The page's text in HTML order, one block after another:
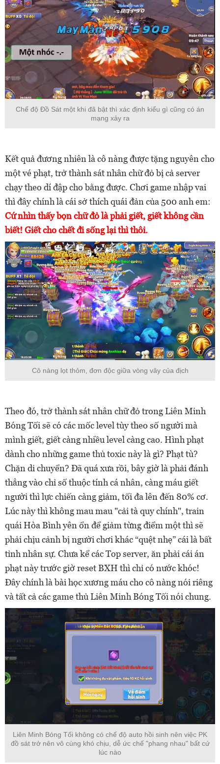
Chế độ Đồ Sát một khi đã bật thì xác định kiểu gì cũng có án
mạng xảy ra
Kết quả đương nhiên là cô nàng được tặng nguyên cho
một vé phạt, trở thành sát nhân chữ đỏ bị cả server
chạy theo dí đập cho bằng được. Chơi game nhập vai
thì đây chính là cái sở thích quái đản của 500 anh em:
Cứ nhìn thấy bọn chữ đỏ là phải giết, giết không cần
biết! Giết cho chết đi sống lại thì thôi.
Cô nàng lọt thỏm, đơn độc giữa vòng vây của địch
Theo đó, trở thành sát nhân chữ đỏ trong Liên Minh
Bóng Tối sẽ có các mốc level tùy theo số người mà
mình giết, giết càng nhiều level càng cao. Hình phạt
dành cho những game thủ toxic này là gì? Phạt tù?
Chặn di chuyển? Đã quá xưa rồi, bây giờ là phải đánh
thẳng vào chỉ số thuộc tính cá nhân, càng máu giết
người thì lực chiến càng giảm, tối đa lên đến 80% cơ.
Lúc này thì không mau mau "cải tà quy chính", train
quái Hòa Bình yên ổn để giảm từng điểm một thì sẽ
phải chịu cảnh bị người chơi khác “quệt nhẹ” cái là bất
tỉnh nhân sự. Chưa kể các Top server, ăn phải cái án
phạt này trước giờ reset BXH thì chỉ có nước khóc!
Đây chính là bài học xương máu cho cô nàng nói riêng
và tất cả các game thủ Liên Minh Bóng Tối nói chung.
Liên Minh Bóng Tối không có chế độ auto hồi sinh nên việc PK
đồ sát trở nên vô cùng khó chịu, dễ ức chế "phang nhau" bất cứ
lúc nào